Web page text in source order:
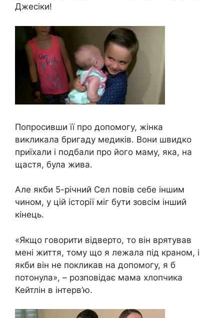
Джесіки!
Попросивши її про допомогу, жінка
викликала бригаду медиків. Вони швидко
приїхали і подбали про його маму, яка, на
щастя, була жива.
Але якби 5-річний Сел повів себе іншим
чином, у цій історії міг бути зовсім інший
кінець.
«Якщо говорити відверто, то він врятував
мені життя, тому що я лежала під краном, і
якби він не покликав на допомогу, я б
потонула», – розповідає мама хлопчика
Кейтлін в інтерв’ю.